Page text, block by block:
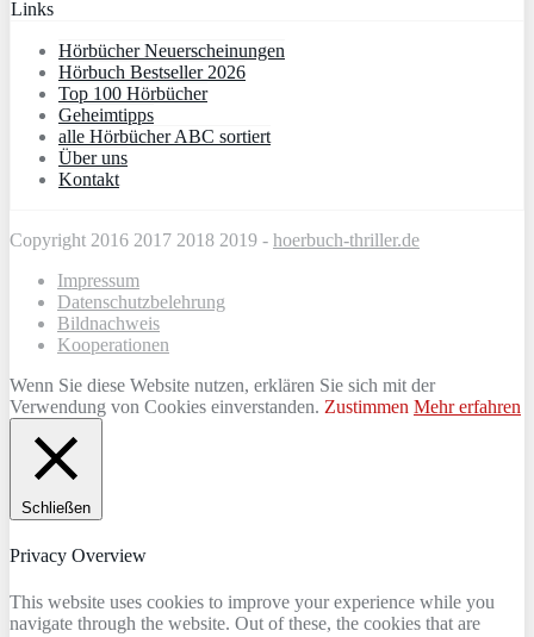
Links
Hörbücher Neuerscheinungen
Hörbuch Bestseller 2026
Top 100 Hörbücher
Geheimtipps
alle Hörbücher ABC sortiert
Über uns
Kontakt
Copyright 2016 2017 2018 2019 - hoerbuch-thriller.de
Impressum
Datenschutzbelehrung
Bildnachweis
Kooperationen
Wenn Sie diese Website nutzen, erklären Sie sich mit der
Verwendung von Cookies einverstanden. Zustimmen Mehr erfahren
Schließen
Privacy Overview
This website uses cookies to improve your experience while you
navigate through the website. Out of these, the cookies that are